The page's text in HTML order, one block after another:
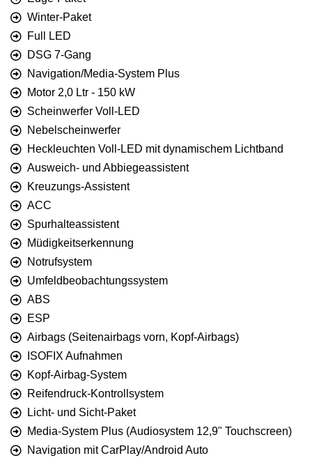
Winter-Paket
Full LED
DSG 7-Gang
Navigation/Media-System Plus
Motor 2,0 Ltr - 150 kW
Scheinwerfer Voll-LED
Nebelscheinwerfer
Heckleuchten Voll-LED mit dynamischem Lichtband
Ausweich- und Abbiegeassistent
Kreuzungs-Assistent
ACC
Spurhalteassistent
Müdigkeitserkennung
Notrufsystem
Umfeldbeobachtungssystem
ABS
ESP
Airbags (Seitenairbags vorn, Kopf-Airbags)
ISOFIX Aufnahmen
Kopf-Airbag-System
Reifendruck-Kontrollsystem
Licht- und Sicht-Paket
Media-System Plus (Audiosystem 12,9" Touchscreen)
Navigation mit CarPlay/Android Auto